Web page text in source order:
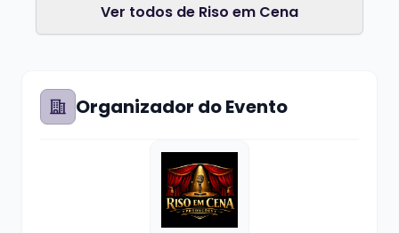
Ver todos de Riso em Cena
Organizador do Evento